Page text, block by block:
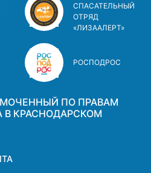
СПАСАТЕЛЬНЫЙ
ОТРЯД
«ЛИЗААЛЕРТ»
РОСПОДРОС
ПО ПРАВАМ
В КРАСНОДАРСКОМ